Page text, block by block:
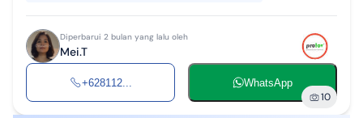
Diperbarui 2 bulan yang lalu oleh
Mei.T
+628112... WhatsApp
10